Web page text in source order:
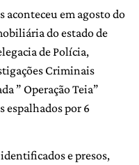
aconteceu em agosto do
do estado de
de Polícia,
Criminais
” Operação Teia”
espalhados por 6
e presos,